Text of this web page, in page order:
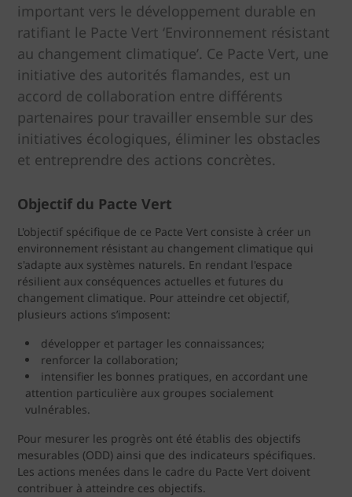
important vers le développement durable en
ratifiant le Pacte Vert ‘Environnement résistant
au changement climatique’. Ce Pacte Vert, une
initiative des autorités flamandes, est un
accord de collaboration entre différents
partenaires pour travailler ensemble sur des
initiatives écologiques, éliminer les obstacles
et entreprendre des actions concrètes.
Objectif du Pacte Vert
L'objectif spécifique de ce Pacte Vert consiste à créer un
environnement résistant au changement climatique qui
s'adapte aux systèmes naturels. En rendant l'espace
résilient aux conséquences actuelles et futures du
changement climatique. Pour atteindre cet objectif,
plusieurs actions s’imposent:
développer et partager les connaissances;
renforcer la collaboration;
intensifier les bonnes pratiques, en accordant une
attention particulière aux groupes socialement
vulnérables.
Pour mesurer les progrès ont été établis des objectifs
mesurables (ODD) ainsi que des indicateurs spécifiques.
Les actions menées dans le cadre du Pacte Vert doivent
contribuer à atteindre ces objectifs.